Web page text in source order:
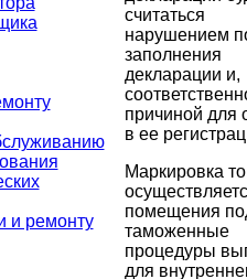
и ремонту
считаться
нарушением
заполнения
декларации и,
причиной для
в ее
Маркировка
помещения
таможенные
процедуры
для